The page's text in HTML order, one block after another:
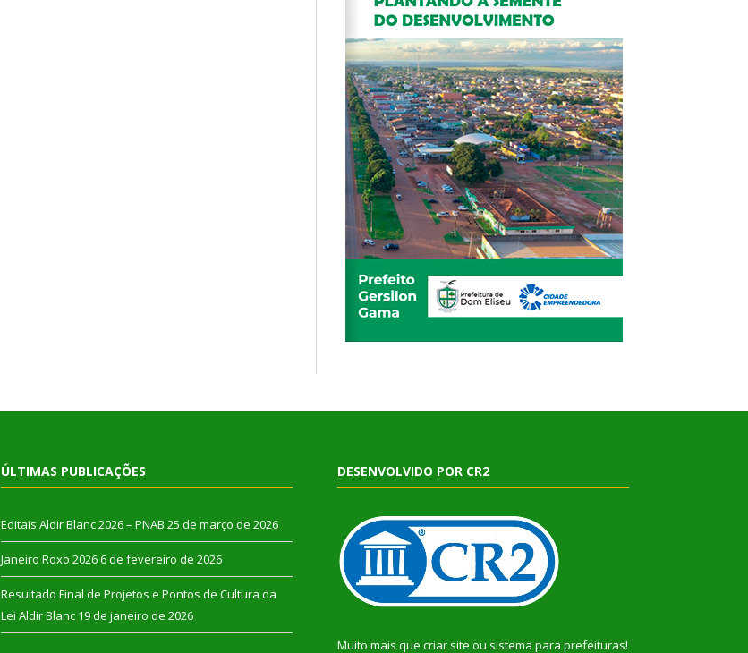
ÚLTIMAS PUBLICAÇÕES
Editais Aldir Blanc 2026 – PNAB 25 de março de 2026
Janeiro Roxo 2026 6 de fevereiro de 2026
Resultado Final de Projetos e Pontos de Cultura da
Lei Aldir Blanc 19 de janeiro de 2026
DESENVOLVIDO POR CR2
Muito mais que criar site ou sistema para prefeituras!